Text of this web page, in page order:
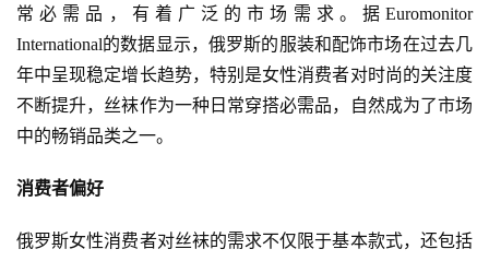
常必需品，有着广泛的市场需求。据Euromonitor
International的数据显示，俄罗斯的服装和配饰市场在过去几
年中呈现稳定增长趋势，特别是女性消费者对时尚的关注度
不断提升，丝袜作为一种日常穿搭必需品，自然成为了市场
中的畅销品类之一。
消费者偏好
俄罗斯女性消费者对丝袜的需求不仅限于基本款式，还包括